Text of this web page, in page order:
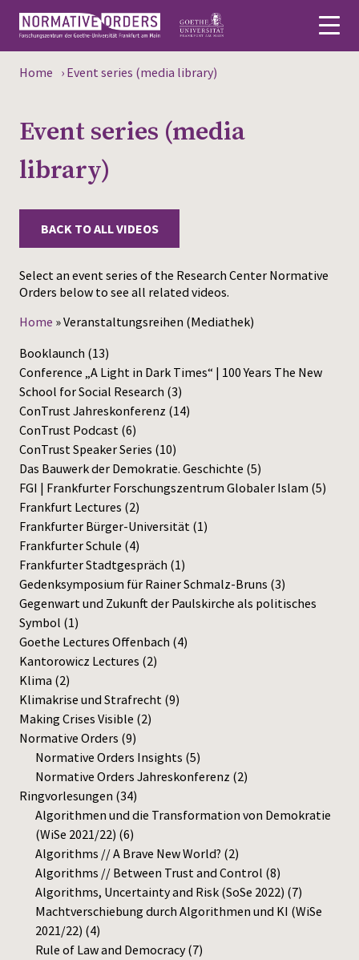
About
News
Events
Publications
Media
Press
Home › Event series (media library)
Event series (media
library)
BACK TO ALL VIDEOS
Select an event series of the Research Center Normative
Orders below to see all related videos.
Home »Veranstaltungsreihen (Mediathek)
Booklaunch (13)
Conference „A Light in Dark Times“ | 100 Years The New
School for Social Research (3)
ConTrust Jahreskonferenz (14)
ConTrust Podcast (6)
ConTrust Speaker Series (10)
Das Bauwerk der Demokratie. Geschichte (5)
FGI | Frankfurter Forschungszentrum Globaler Islam (5)
Frankfurt Lectures (2)
Frankfurter Bürger-Universität (1)
Frankfurter Schule (4)
Frankfurter Stadtgespräch (1)
Gedenksymposium für Rainer Schmalz-Bruns (3)
Gegenwart und Zukunft der Paulskirche als politisches
Symbol (1)
Goethe Lectures Offenbach (4)
Kantorowicz Lectures (2)
Klima (2)
Klimakrise und Strafrecht (9)
Making Crises Visible (2)
Normative Orders (9)
Normative Orders Insights (5)
Normative Orders Jahreskonferenz (2)
Ringvorlesungen (34)
Algorithmen und die Transformation von Demokratie
(WiSe 2021/22) (6)
Algorithms // A Brave New World? (2)
Algorithms // Between Trust and Control (8)
Algorithms, Uncertainty and Risk (SoSe 2022) (7)
Machtverschiebung durch Algorithmen und KI (WiSe
2021/22) (4)
Rule of Law and Democracy(7)